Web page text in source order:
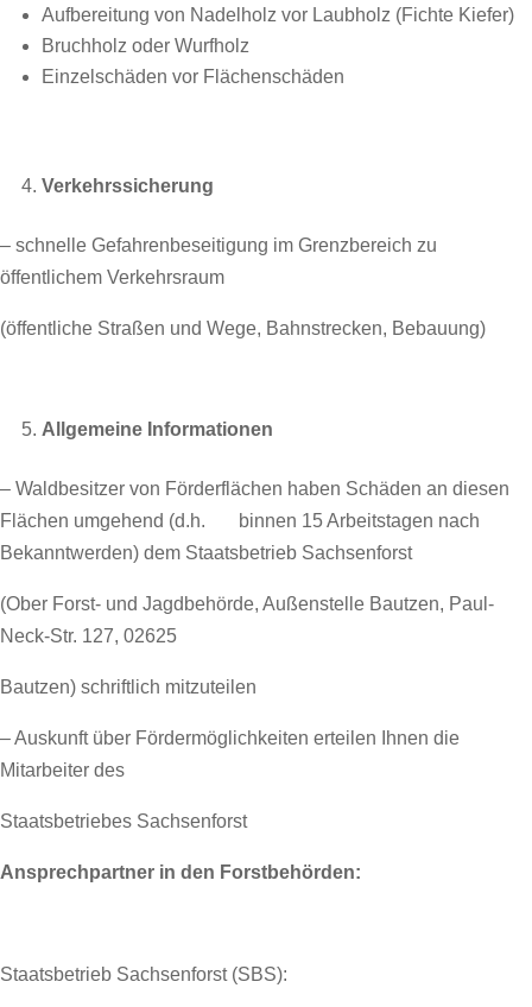
Aufbereitung von Nadelholz vor Laubholz (Fichte Kiefer)
Bruchholz oder Wurfholz
Einzelschäden vor Flächenschäden
Verkehrssicherung
– schnelle Gefahrenbeseitigung im Grenzbereich zu
öffentlichem Verkehrsraum
(öffentliche Straßen und Wege, Bahnstrecken, Bebauung)
Allgemeine Informationen
– Waldbesitzer von Förderflächen haben Schäden an diesen
Flächen umgehend (d.h. binnen 15 Arbeitstagen nach
Bekanntwerden) dem Staatsbetrieb Sachsenforst
(Ober Forst- und Jagdbehörde, Außenstelle Bautzen, Paul-
Neck-Str. 127, 02625
Bautzen) schriftlich mitzuteilen
– Auskunft über Fördermöglichkeiten erteilen Ihnen die
Mitarbeiter des
Staatsbetriebes Sachsenforst
Ansprechpartner in den Forstbehörden:
Staatsbetrieb Sachsenforst (SBS):